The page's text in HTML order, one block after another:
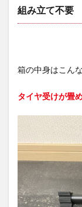
組み立て不要
箱の中身はこん
タイヤ受けが畳